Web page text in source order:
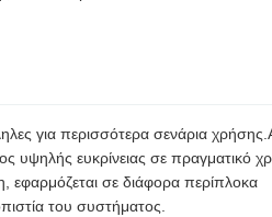
για περισσότερα σενάρια
υψηλής ευκρίνειας σε πραγματικό
εφαρμόζεται σε διάφορα περίπλοκα
του συστήματος.